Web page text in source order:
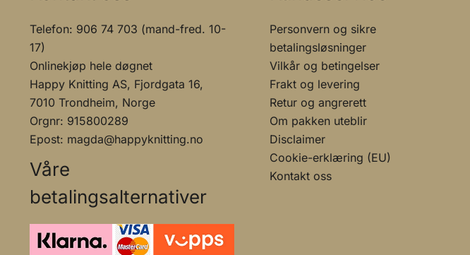
Telefon: 906 74 703 (mand-fred. 10-
17)
Onlinekjøp hele døgnet
Happy Knitting AS, Fjordgata 16,
7010 Trondheim, Norge
Orgnr: 915800289
Epost: magda@happyknitting.no
Våre
betalingsalternativer
Personvern og sikre
betalingsløsninger
Vilkår og betingelser
Frakt og levering
Retur og angrerett
Om pakken uteblir
Disclaimer
Cookie-erklæring (EU)
Kontakt oss